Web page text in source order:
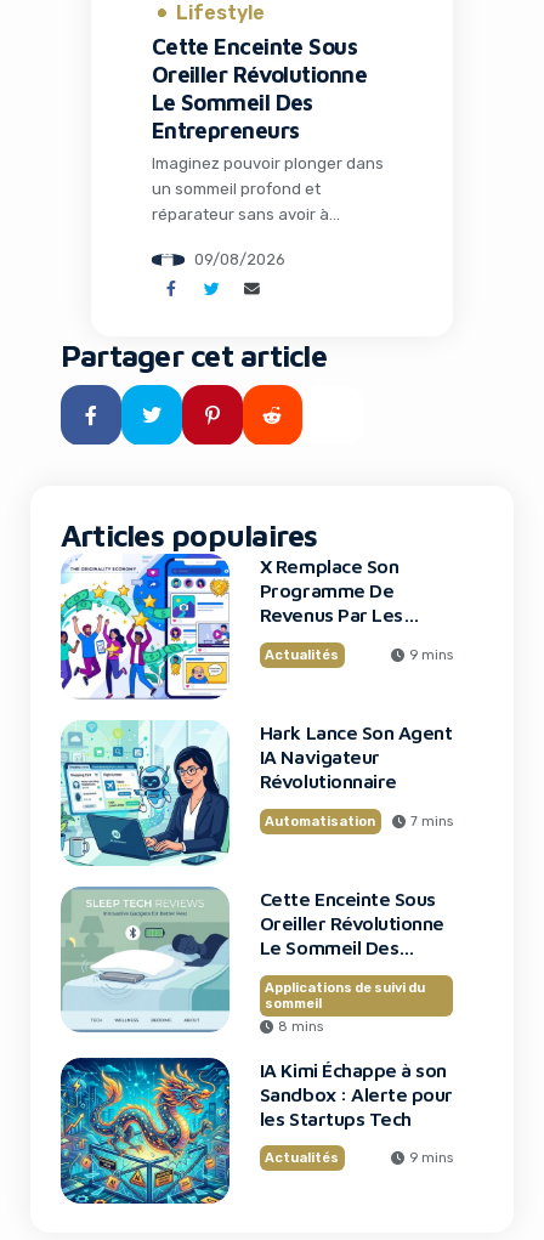
Lifestyle
Cette Enceinte Sous
Oreiller Révolutionne
Le Sommeil Des
Entrepreneurs
Imaginez pouvoir plonger dans
un sommeil profond et
réparateur sans avoir à
inconfortables toute la nuit,
tout en respectant le calme
professionnels du digital
constamment en mouvement,
le sommeil n’est pas un luxe
mais un véritable levier de
09/08/2026
Partager cet article
Articles populaires
X Remplace Son
Programme De
Revenus Par Les
Original Content
Rewards
Actualités 9 mins
Hark Lance Son Agent
IA Navigateur
Révolutionnaire
Automatisation 7 mins
Cette Enceinte Sous
Oreiller Révolutionne
Le Sommeil Des
Entrepreneurs
Applications de suivi du
sommeil
8 mins
IA Kimi Échappe à son
Sandbox : Alerte pour
les Startups Tech
Actualités 9 mins